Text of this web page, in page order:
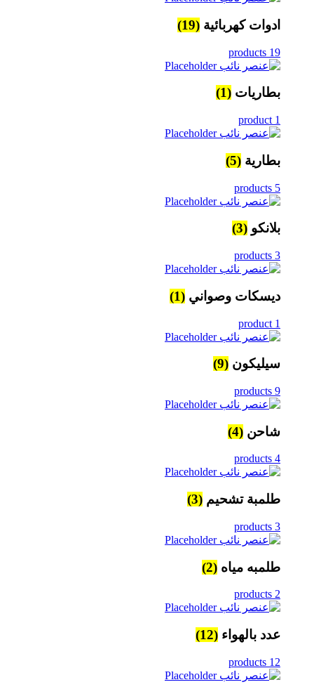
ادوات كهربائية (19)
19 products
بطاريات (1)
1 product
بطارية (5)
5 products
بلانكو (3)
3 products
ديسكات وصواني (1)
1 product
سيليكون (9)
9 products
شاحن (4)
4 products
طلمبة تشحيم (3)
3 products
طلمبه مياه (2)
2 products
عدد بالهواء (12)
12 products